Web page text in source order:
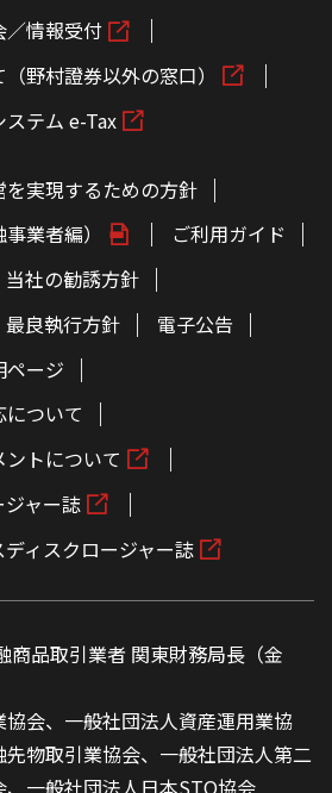
／情報受付
野村證券以外の窓口）
テム e-Tax
実現するための方針
業者編）
ご利用ガイド
当社の勧誘方針
最良執行方針
電子公告
ページ
ついて
トについて
ャー誌
ィスクロージャー誌
商品取引業者 関東財務局長（金
会、一般社団法人資産運用業協
物取引業協会、一般社団法人第二